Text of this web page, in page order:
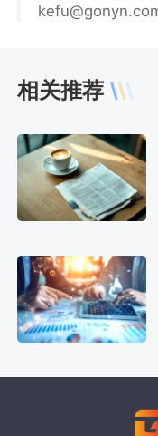
相关推荐